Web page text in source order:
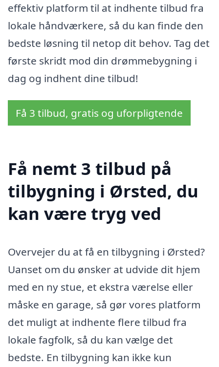
effektiv platform til at indhente tilbud fra
lokale håndværkere, så du kan finde den
bedste løsning til netop dit behov. Tag det
første skridt mod din drømmebygning i
dag og indhent dine tilbud!
Få 3 tilbud, gratis og uforpligtende
Få nemt 3 tilbud på
tilbygning i Ørsted, du
kan være tryg ved
Overvejer du at få en tilbygning i Ørsted?
Uanset om du ønsker at udvide dit hjem
med en ny stue, et ekstra værelse eller
måske en garage, så gør vores platform
det muligt at indhente flere tilbud fra
lokale fagfolk, så du kan vælge det
bedste. En tilbygning kan ikke kun